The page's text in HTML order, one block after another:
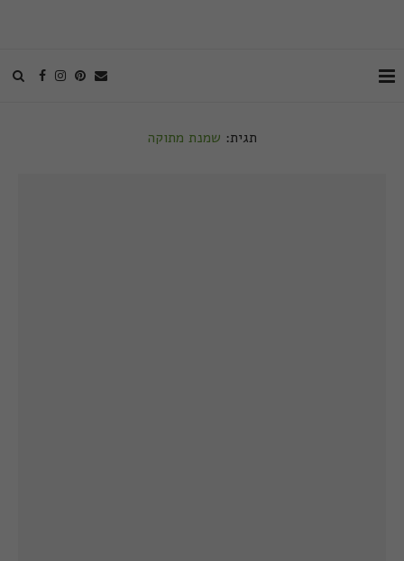
תגית: שמנת מתוקה